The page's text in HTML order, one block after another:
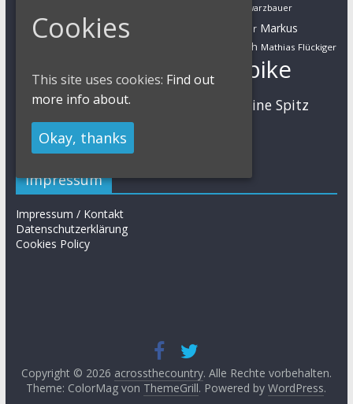
Luca Schwarzbauer
Manuel FumicMarathon Markus Bauer Markus
Martin Gluth Mathias Flückiger
Max Brandl Moritz Milatz Mountainbike
MTB Nadine Rieder Sabine Spitz
Simon Stiebjahn UCI
Impressum
Impressum / Kontakt
Datenschutzerklärung
Cookies Policy
Copyright © 2026 acrossthecountry. Alle Rechte vorbehalten.
Theme: ColorMag von ThemeGrill. Powered byWordPress.
Cookies
This site uses cookies: Find out
more info about.
Okay, thanks